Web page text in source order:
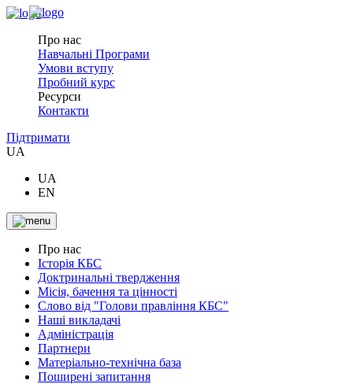
Про нас
Навчальні Програми
Умови вступу
Пробний курс
Ресурси
Контакти
Підтримати
UA
UA
EN
Про нас
Історія КБС
Доктринальні твердження
Місія, бачення та цінності
Слово від "Голови правління КБС"
Наші викладачі
Адміністрація
Партнери
Матеріально-технічна база
Поширені запитання